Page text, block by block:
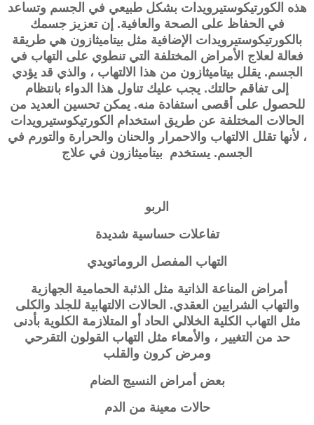
هذه الكورتيكوستيرويدات بشكل طبيعي في الجسم وتساعد
في الحفاظ على الصحة والعافية. إن تعزيز جسمك
بالكورتيكوستيرويدات الإضافية مثل بيتاميثازون هي طريقة
فعالة لعلاج الأمراض المختلفة التي تنطوي على التهاب في
الجسم. يقلل بيتاميثازون من هذا الالتهاب ، والذي قد يؤدي
إلى تفاقم حالتك. يجب عليك تناول هذا الدواء بانتظام
للحصول على أقصى استفادة منه. يمكن تحسين العديد من
الحالات المختلفة عن طريق استخدام الكورتيكوستيرويدات
، لأنها تقلل الالتهاب والاحمرار والحنان والحرارة والتورم في
الجسم. يستخدم بيتاميثازون في علاج
الربو
تفاعلات حساسية شديدة
التهاب المفصل الروماتويدي
أمراض المناعة الذاتية مثل الذئبة الحمامية الجهازية
والتهاب الشرايين العقدي. الحالات الالتهابية للجلد والكلى
مثل التهاب الكلية الخلالي الحاد أو المتلازمة الكلوية بأدنى
حد من التغيير ، والأمعاء مثل التهاب القولون التقرحي
ومرض كرون والقلب
بعض أمراض النسيج الضام
حالات معينة من الدم